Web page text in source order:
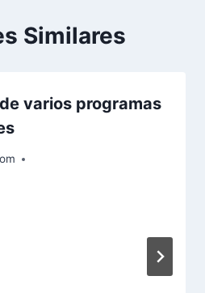
Similares
varios programas